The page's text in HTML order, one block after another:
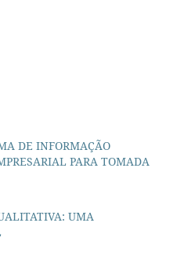
DE INFORMAÇÃO
PARA TOMADA
UMA